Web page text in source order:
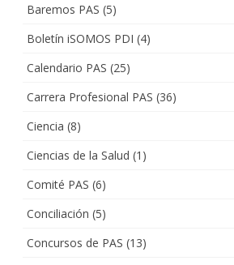
Baremos PAS (5)
Boletín iSOMOS PDI (4)
Calendario PAS (25)
Carrera Profesional PAS (36)
Ciencia (8)
Ciencias de la Salud (1)
Comité PAS (6)
Conciliación (5)
Concursos de PAS (13)